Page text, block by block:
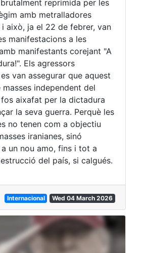
reprimida per les
amb metralladores
i això, ja el 22 de febrer, van
manifestacions a les
manifestants corejant "A
Els agressors
van assegurar que aquest
independent del
aixafat per la dictadura
la seva guerra. Perquè les
no tenen com a objectiu
iranianes, sinó
un nou amo, fins i tot a
del país, si calgués.
Internacional Wed 04 March 2026